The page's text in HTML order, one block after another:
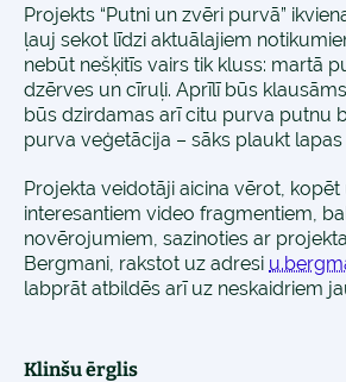
Projekts “Putni un zvēri purvā”
ļauj sekot līdzi aktuālajiem
nebūt nešķitīs vairs tik kluss: martā
dzērves un cīruļi. Aprīlī būs
būs dzirdamas arī citu purva putnu
purva veģetācija – sāks plaukt lapas
Projekta veidotāji aicina vērot, kopēt
interesantiem video fragmentiem,
novērojumiem, sazinoties ar
Bergmani, rakstot uz adresi
labprāt atbildēs arī uz neskaidriem
Klinšu ērglis